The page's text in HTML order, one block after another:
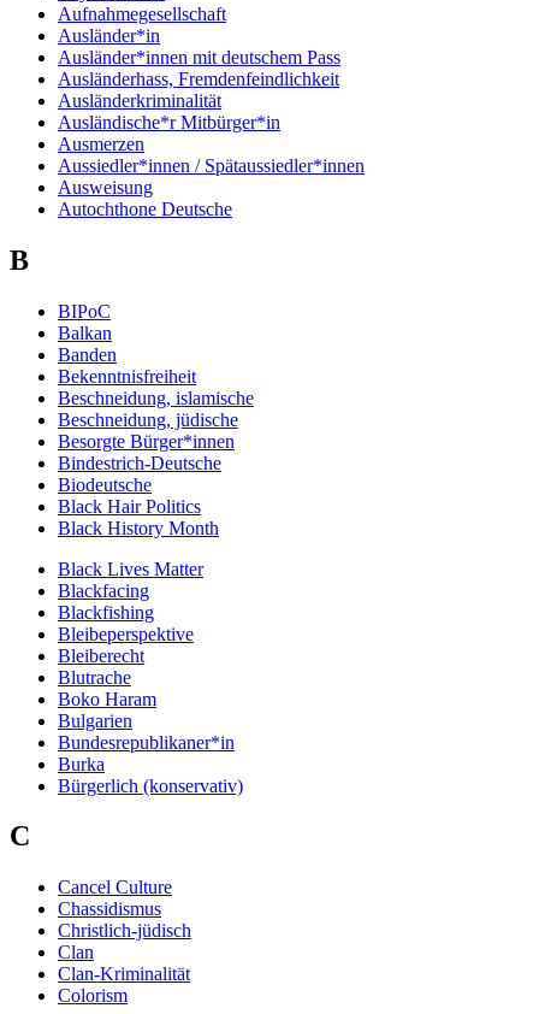
Aufnahmegesellschaft
Ausländer*in
Ausländer*innen mit deutschem Pass
Ausländerhass, Fremdenfeindlichkeit
Ausländerkriminalität
Ausländische*r Mitbürger*in
Ausmerzen
Aussiedler*innen / Spätaussiedler*innen
Ausweisung
Autochthone Deutsche
B
BIPoC
Balkan
Banden
Bekenntnisfreiheit
Beschneidung, islamische
Beschneidung, jüdische
Besorgte Bürger*innen
Bindestrich-Deutsche
Biodeutsche
Black Hair Politics
Black History Month
Black Lives Matter
Blackfacing
Blackfishing
Bleibeperspektive
Bleiberecht
Blutrache
Boko Haram
Bulgarien
Bundesrepublikaner*in
Burka
Bürgerlich (konservativ)
C
Cancel Culture
Chassidismus
Christlich-jüdisch
Clan
Clan-Kriminalität
Colorism